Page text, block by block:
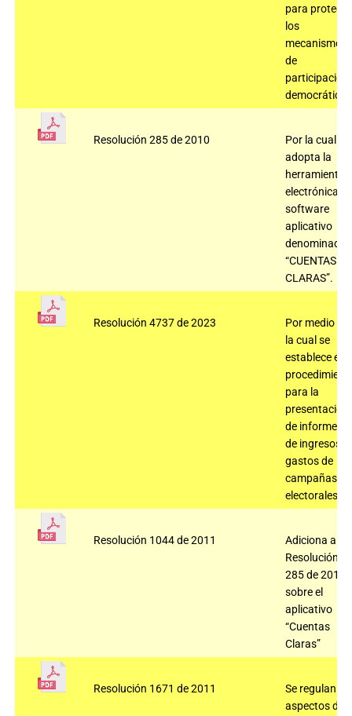
para proteger
los
mecanismos
de
participación
democrática
Resolución 285 de 2010
Por la cual se
adopta la
herramienta
electrónica,
software
aplicativo
denominado
“CUENTAS
CLARAS”.
Resolución 4737 de 2023
Por medio de
la cual se
establece el
para la
presentación
de informes
de ingresos y
gastos de
campañas
electorales.
Resolución 1044 de 2011
Adiciona a la
Resolución
285 de 2010
sobre el
aplicativo
“Cuentas
Claras”
Resolución 1671 de 2011
Se regulan
aspectos de